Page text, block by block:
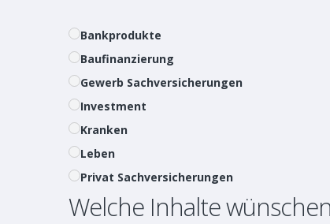
Bankprodukte
Baufinanzierung
Gewerb Sachversicherungen
Investment
Kranken
Leben
Privat Sachversicherungen
Welche Inhalte